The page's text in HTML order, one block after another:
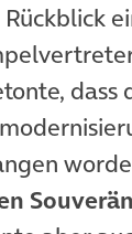
dass